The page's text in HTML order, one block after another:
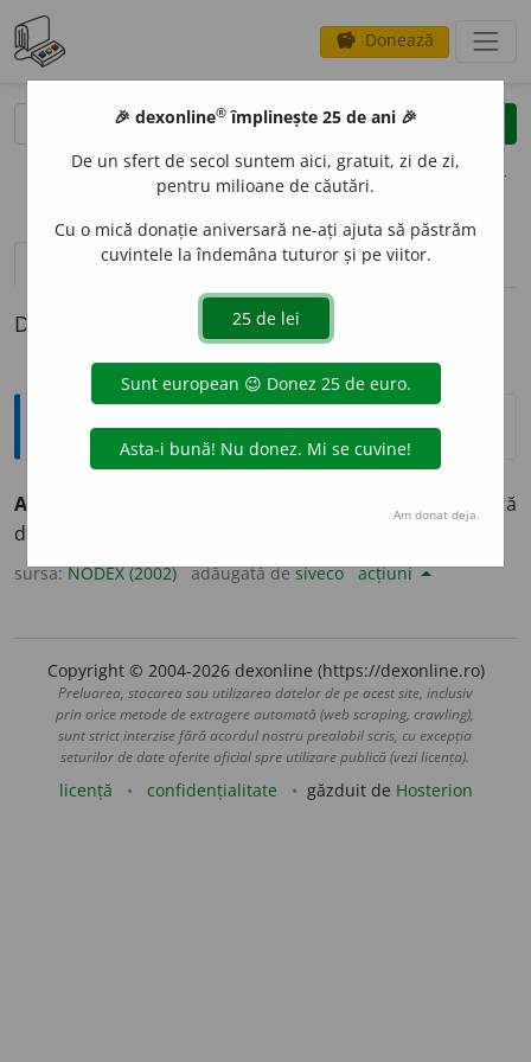
savings Donează
clear
opțiuni
definiții (1) pronunțievolume_up (50)
Definiția cu ID-ul 329987:
Explicative DEX
A SE CR
A avea o părere exagerată
despre calitățile proprii; a fi încrezut. /<lat.
sursa:NODEX (2002) adăugată desiveco acțiuni
Copyright © 2004-2026 dexonline (https://dexonline.ro)
Preluarea, stocarea sau utilizarea datelor de pe acest site, inclusiv
prin orice metode de extragere automată (web scraping, crawling),
sunt strict interzise fără acordul nostru prealabil scris, cu excepția
seturilor de date oferite oficial spre utilizare publică (vezi licența).
licență confidențialitate găzduit de Hosterion
🎉 dexonline® împlinește 25 de ani 🎉
De un sfert de secol suntem aici, gratuit, zi de zi,
pentru milioane de căutări.
Cu o mică donație aniversară ne-ați ajuta să păstrăm
cuvintele la îndemâna tuturor și pe viitor.
Am donat deja.